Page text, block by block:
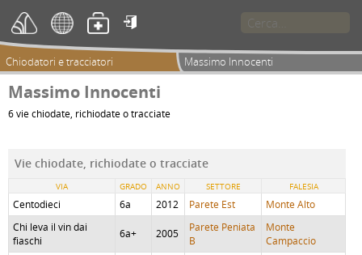

Chiodatori e tracciatori Massimo Innocenti
Massimo Innocenti
6 vie chiodate, richiodate o tracciate
Vie chiodate, richiodate o tracciate
VIA GRADO ANNO SETTORE FALESIA
Centodieci 6a 2012 Parete Est
Monte Alto
Chi leva il vin dai
fiaschi
6a+ 2005
Parete Peniata
B
Monte
Campaccio